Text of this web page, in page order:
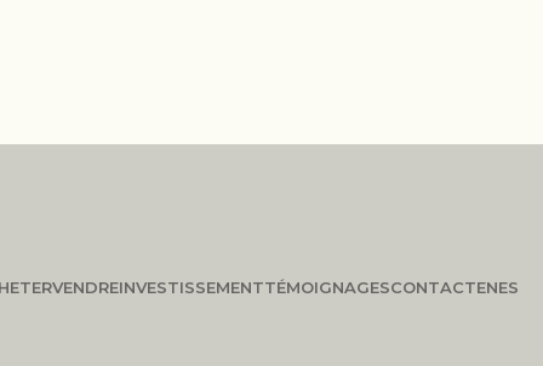
VENDREINVESTISSEMENTTÉMOIGNAGESCONTACTENES